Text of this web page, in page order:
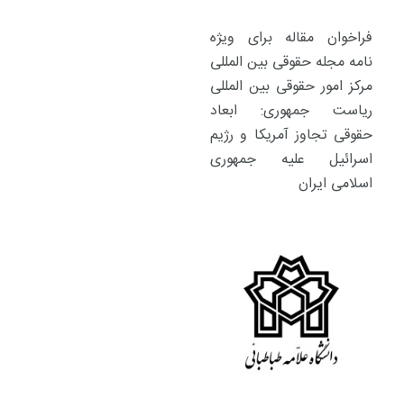
فراخوان مقاله برای ویژه
نامه مجله حقوقی بین المللی
مرکز امور حقوقی بین المللی
ریاست جمهوری: ابعاد
حقوقی تجاوز آمریکا و رژیم
اسرائیل علیه جمهوری
اسلامی ایران